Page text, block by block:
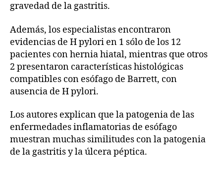
gravedad de la gastritis.
Además, los especialistas encontraron
evidencias de H pylori en 1 sólo de los 12
pacientes con hernia hiatal, mientras que otros
2 presentaron características histológicas
compatibles con esófago de Barrett, con
ausencia de H pylori.
Los autores explican que la patogenia de las
enfermedades inflamatorias de esófago
muestran muchas similitudes con la patogenia
de la gastritis y la úlcera péptica.